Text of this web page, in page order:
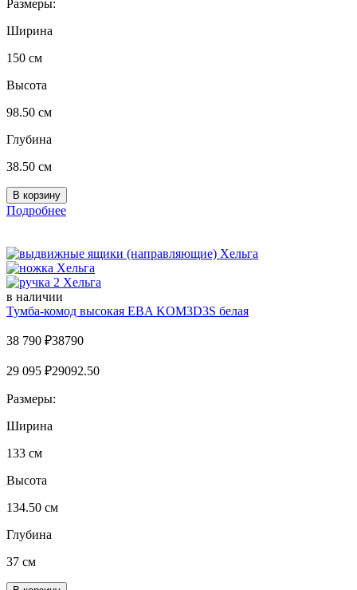
Размеры:
Ширина
150 см
Высота
98.50 см
Глубина
38.50 см
Подробнее
в наличии
Тумба-комод высокая EВA KOM3D3S белая
38 790 ₽38790
29 095 ₽29092.50
Размеры:
Ширина
133 см
Высота
134.50 см
Глубина
37 см